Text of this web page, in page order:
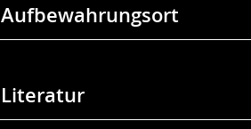
Aufbewahrungsort
Literatur